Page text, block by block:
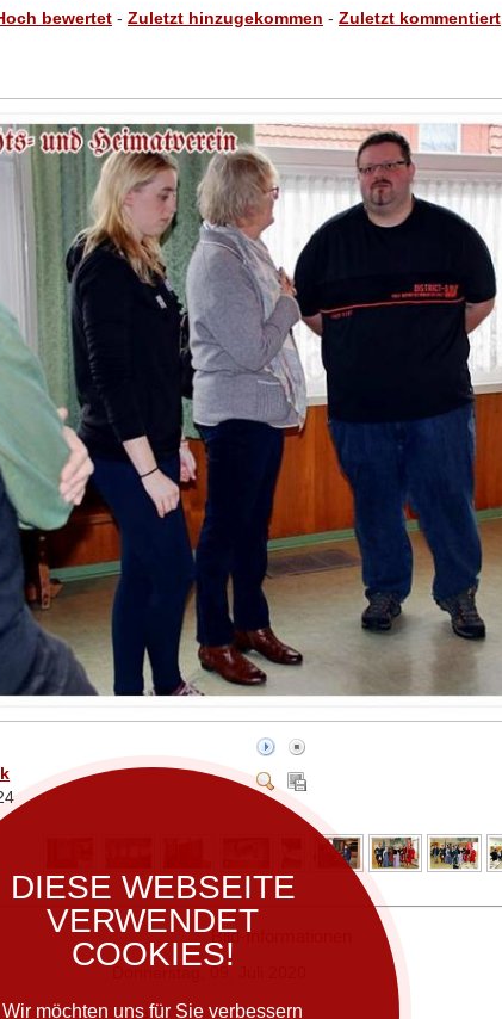
bewertet - Zuletzt hinzugekommen - Zuletzt kommentiert
Bild-Informationen
DIESE WEBSEITE
VERWENDET
COOKIES!
Wir möchten uns für Sie verbessern